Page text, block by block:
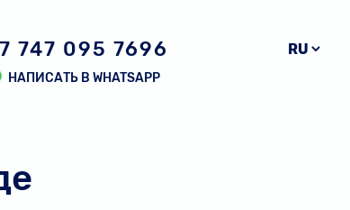
747 095 7696
НАПИСАТЬ В WHATSAPP